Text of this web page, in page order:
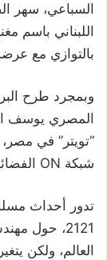
السباعي، سهر
اللبناني باسم
بالتوازي مع
وبمجرد طرح
المصري يوسف
“تويتر” في
شبكة ON الفضائية المصرية في رمضان.
تدور أحداث
2121، حول
العالم، ولكن